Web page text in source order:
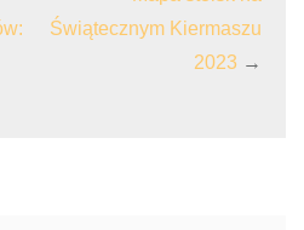
Świątecznym Kiermaszu
2023 →